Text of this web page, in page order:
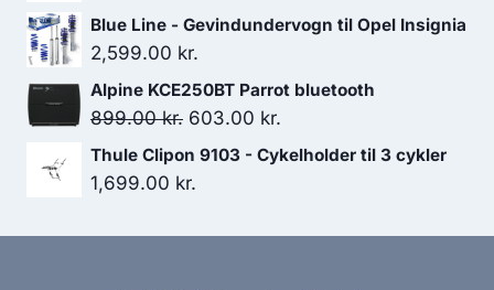
oprindelige
pris
749.00 kr..
aktuelle
Blue Line - Gevindundervogn til Opel Insignia
2,599.00 kr.
Alpine KCE250BT Parrot bluetooth
899.00kr. Den
oprindelige
pris
899.00 kr..
603.00 kr.
aktuelle
603.00 kr..
Thule Clipon 9103 - Cykelholder til 3 cykler
1,699.00 kr.